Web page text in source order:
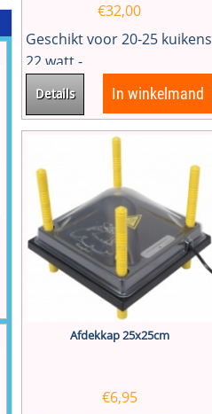
€32,00
Geschikt voor 20-25 kuikens
22 watt -...
Details In winkelmand
Afdekkap 25x25cm
€6,95